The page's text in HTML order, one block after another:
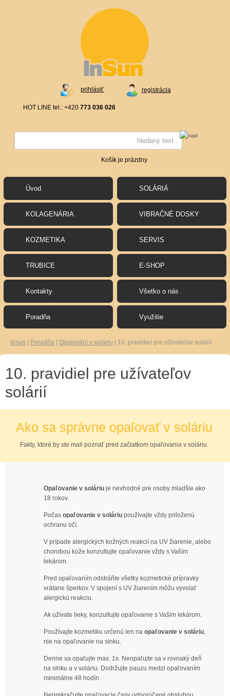
registrácia
prihlásiť
HOT LINE tel.: +420 773 036 026
Košík je prázdny
Úvod SOLÁRIÁ
KOLAGENÁRIA VIBRAČNÉ DOSKY
KOZMETIKA SERVIS
TRUBICE E-SHOP
Kontakty Všetko o nás
Poradňa Využitie
Insun Poradňa Opalování v soláriu 10. pravidiel pre užívateľov solárií
10. pravidiel pre užívateľov
solárií
Ako sa správne opaľovať v soláriu
Fakty, ktoré by ste mali poznať pred začiatkom opaľovania v soláriu.
Opaľovanie v soláriu je nevhodné pre osoby mladšie ako
18 rokov.
Počas opaľovanie v soláriu používajte vždy priloženú
ochranu očí.
V prípade alergických kožných reakcií na UV žiarenie, alebo
chorobou kože konzultujte opaľovanie vždy s Vaším
lekárom.
Pred opaľovaním odstráňte všetky kozmetické prípravky
vrátane šperkov. V spojení s UV žiarením môžu vyvolať
alergickú reakciu.
Ak užívate lieky, konzultujte opaľovanie s Vašim lekárom.
Používajte kozmetiku určenú len na opaľovanie v soláriu,
nie na opaľovanie na slnku.
Denne sa opaľujte max. 1x. Neopaľujte sa v rovnaký deň
na slnku a v soláriu. Dodržujte pauzu medzi opaľovaním
minimálne 48 hodín.